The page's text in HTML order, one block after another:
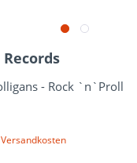
- Rock `n`Proll